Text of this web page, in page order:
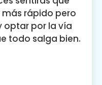
rápido pero
optar por la vía
todo salga bien.